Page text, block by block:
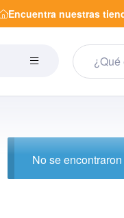
Encuentra nuestras
No se